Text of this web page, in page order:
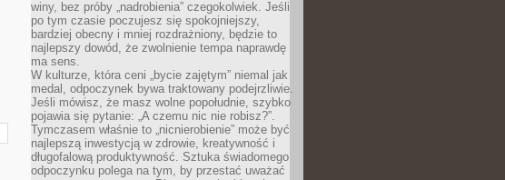
winy, bez próby „nadrobienia” czegokolwiek. Jeśli
po tym czasie poczujesz się spokojniejszy,
bardziej obecny i mniej rozdrażniony, będzie to
najlepszy dowód, że zwolnienie tempa naprawdę
ma sens.
W kulturze, która ceni „bycie zajętym” niemal jak
medal, odpoczynek bywa traktowany podejrzliwie.
Jeśli mówisz, że masz wolne popołudnie, szybko
pojawia się pytanie: „A czemu nic nie robisz?”.
Tymczasem właśnie to „nicnierobienie” może być
najlepszą inwestycją w zdrowie, kreatywność i
długofalową produktywność. Sztuka świadomego
odpoczynku polega na tym, by przestać uważać